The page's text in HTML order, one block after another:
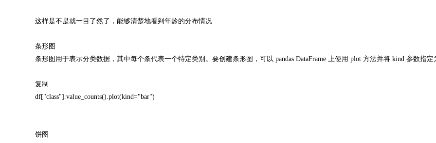
这样是不是就一目了然了，能够清楚地看到年龄的分布情况
条形图
条形图用于表示分类数据，其中每个条代表一个特定类别。要创建条形图，可以 pandas DataFrame 上使用 plot 方法并将 kind 参数指定
复制
df["class"].value_counts().plot(kind="bar")
饼图